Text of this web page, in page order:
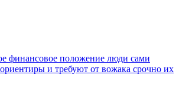
финансовое положение люди сами
и требуют от вожака срочно их